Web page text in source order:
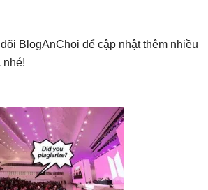
BlogAnChoi để cập nhật thêm nhiều
nhé!